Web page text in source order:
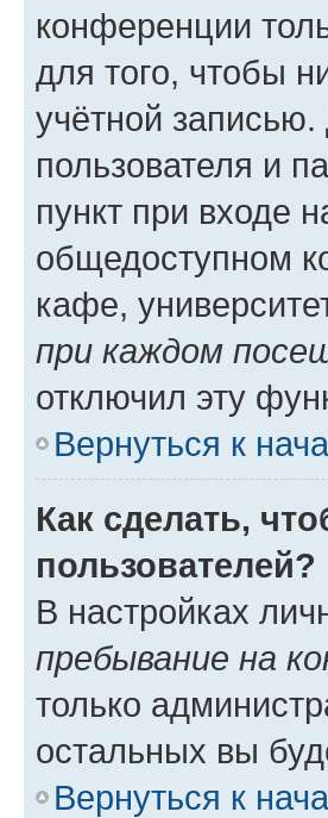
конференции
для того, чтобы
учётной
пользователя и
пункт при входе
общедоступном
кафе,
при каждом
отключил эту
Вернуться к
Как сделать,
пользователей?
В настройках
пребывание на
только
остальных вы
Вернуться к